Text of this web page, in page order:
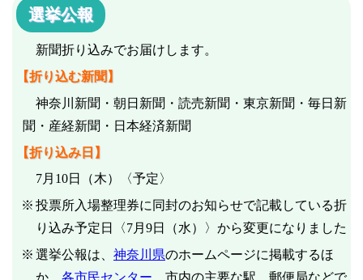
選挙公報
新聞折り込みでお届けします。
【折り込む新聞】
神奈川新聞・朝日新聞・読売新聞・東京新聞・毎日新
聞・産経新聞・日本経済新聞
【折り込み日】
7月10日（木）〈予定〉
投票所入場整理券に同封のお知らせで記載している折
り込み予定日〈7月9日（水）〉から変更になりました
選挙公報は、 神奈川県のホームページに掲載するほ
か、 各市民センター 、市内の主要な駅、郵便局などで